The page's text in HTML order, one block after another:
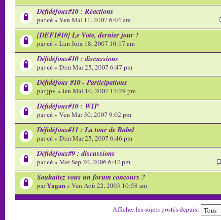
Défidéfous#10 : Réactions
parcé» Ven Mai 11, 2007 6:04 am
[DEFI#10] Le Vote, dernier jour !
parcé» Lun Juin 18, 2007 10:17 am
Défidéfous#10 : discussions
parcé» Dim Mar 25, 2007 6:47 pm
Défidéfous #10 - Participations
parjpv » Jeu Mai 10, 2007 11:29 pm
Défidéfous#10 : WIP
parcé» Ven Mar 30, 2007 9:02 pm
Défidéfous#11 : La tour de Babel
parcé» Dim Mar 25, 2007 6:46 pm
Défidéfous#9 : discussions
parcé» Mer Sep 20, 2006 6:42 pm
Souhaitez vous un forum concours ?
parYagan» Ven Aoû 22, 2003 10:58 am
Afficher les sujets postés depuis: